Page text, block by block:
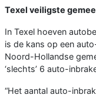
Texel veiligste
In Texel hoeven
is de kans op een
Noord-Hollandse
‘slechts’ 6 auto-
“Het aantal auto-